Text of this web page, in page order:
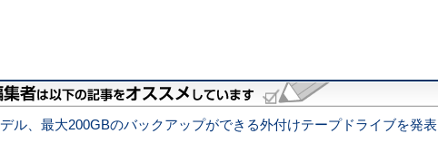
デル、最大200GBのバックアップができる外付けテープドライブを発表